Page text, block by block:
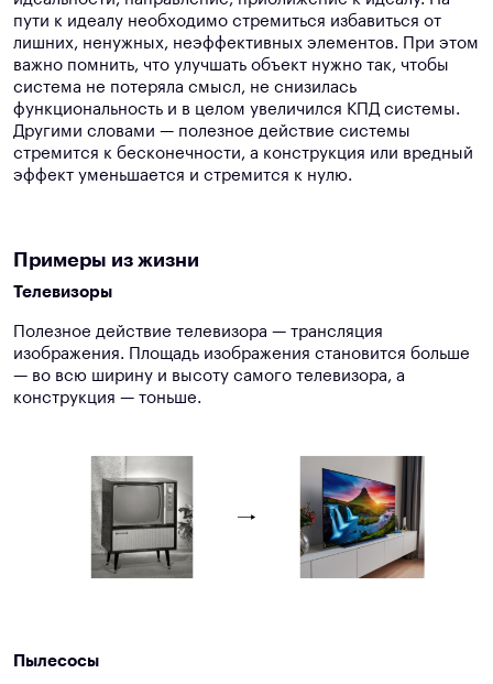
пути к идеалу необходимо стремиться избавиться от
лишних, ненужных, неэффективных элементов. При этом
важно помнить, что улучшать объект нужно так, чтобы
система не потеряла смысл, не снизилась
функциональность и в целом увеличился КПД системы.
Другими словами — полезное действие системы
стремится к бесконечности, а конструкция или вредный
эффект уменьшается и стремится к нулю.
Примеры из жизни
Телевизоры
Полезное действие телевизора — трансляция
изображения. Площадь изображения становится больше
— во всю ширину и высоту самого телевизора, а
конструкция — тоньше.
Пылесосы